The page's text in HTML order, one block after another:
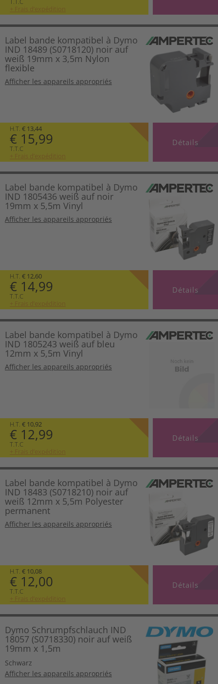
+ Frais d’expédition
Label bande kompatibel à Dymo
IND 18489 (S0718120) noir auf
weiß 19mm x 3,5m Nylon
flexible
Afficher les appareils appropriés
H.T. € 13,44
€ 15,99
T.T.C
+ Frais d’expédition
Détails
Label bande kompatibel à Dymo
IND 1805436 weiß auf noir
19mm x 5,5m Vinyl
Afficher les appareils appropriés
H.T. € 12,60
€ 14,99
T.T.C
+ Frais d’expédition
Détails
Label bande kompatibel à Dymo
IND 1805243 weiß auf bleu
12mm x 5,5m Vinyl
Afficher les appareils appropriés
H.T. € 10,92
€ 12,99
T.T.C
+ Frais d’expédition
Détails
Label bande kompatibel à Dymo
IND 18483 (S0718210) noir auf
weiß 12mm x 5,5m Polyester
permanent
Afficher les appareils appropriés
H.T. € 10,08
€ 12,00
T.T.C
+ Frais d’expédition
Détails
Dymo Schrumpfschlauch IND
18057 (S0718330) noir auf weiß
19mm x 1,5m
Schwarz
Afficher les appareils appropriés